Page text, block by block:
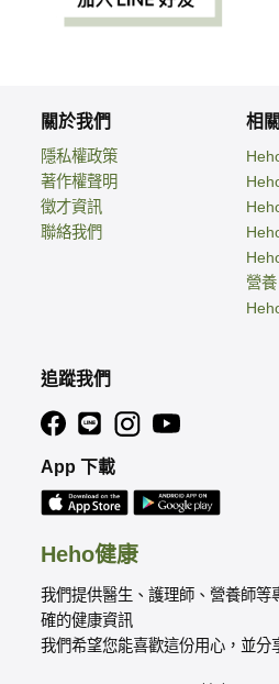
Heho健康
我們提供醫生、護理師、營養師等
確的健康資訊
我們希望您能喜歡這份用心，並分
關於我們
隱私權政策
著作權聲明
徵才資訊
聯絡我們
相
營
追蹤我們
App 下載